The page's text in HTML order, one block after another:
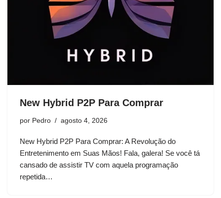
New Hybrid P2P Para Comprar
por Pedro agosto 4, 2026
New Hybrid P2P Para Comprar: A Revolução do
Entretenimento em Suas Mãos! Fala, galera! Se você tá
cansado de assistir TV com aquela programação
repetida…